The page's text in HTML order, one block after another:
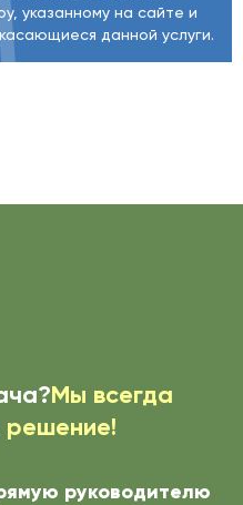
указанному на сайте и
данной услуги.
Мы всегда
решение!
руководителю